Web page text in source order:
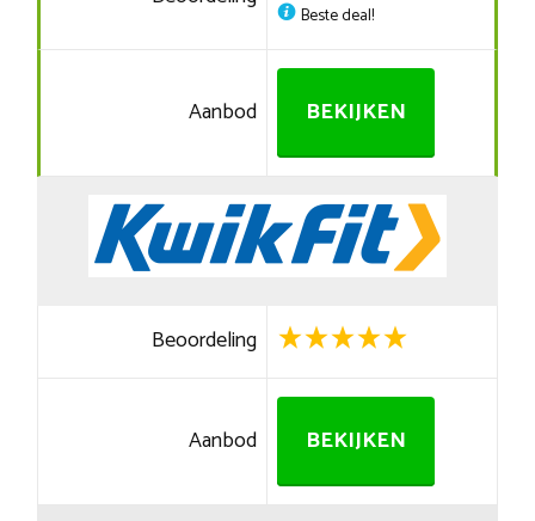
Beste deal!
Aanbod BEKIJKEN
Beoordeling
Aanbod BEKIJKEN